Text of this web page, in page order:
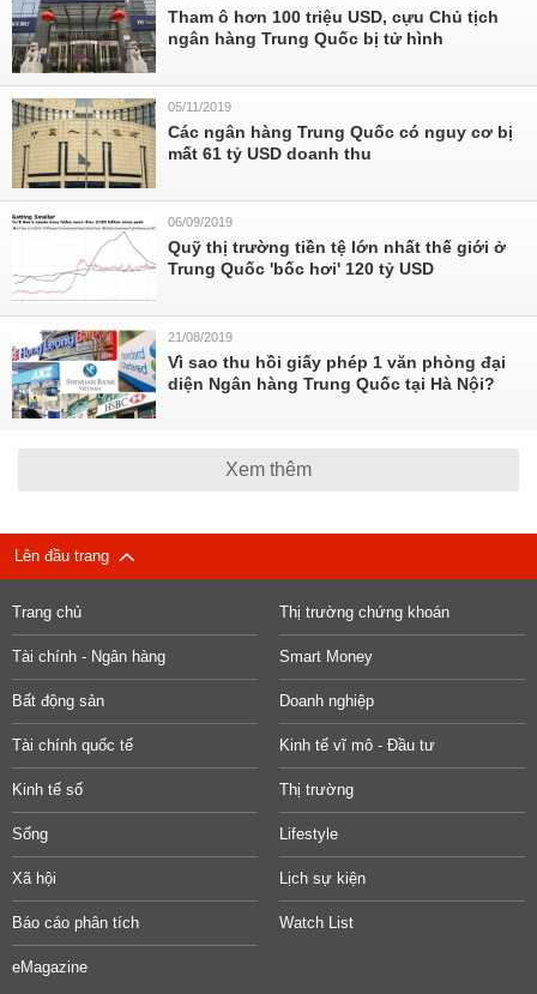
Tham ô hơn 100 triệu USD, cựu Chủ tịch
ngân hàng Trung Quốc bị tử hình
05/11/2019
Các ngân hàng Trung Quốc có nguy cơ bị
mất 61 tỷ USD doanh thu
06/09/2019
Quỹ thị trường tiền tệ lớn nhất thế giới ở
Trung Quốc 'bốc hơi' 120 tỷ USD
21/08/2019
Vì sao thu hồi giấy phép 1 văn phòng đại
diện Ngân hàng Trung Quốc tại Hà Nội?
Xem thêm
Lên đầu trang
Trang chủ Thị trường chứng khoán
Tài chính - Ngân hàng Smart Money
Bất động sản Doanh nghiệp
Tài chính quốc tế Kinh tế vĩ mô - Đầu tư
Kinh tế số Thị trường
Sống Lifestyle
Xã hội Lịch sự kiện
Báo cáo phân tích Watch List
eMagazine